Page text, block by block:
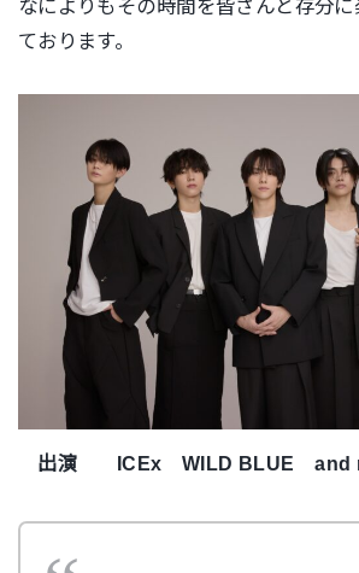
なによりもその時間を皆さんと存分
ております。
出演 ICEx WILD BLUE and